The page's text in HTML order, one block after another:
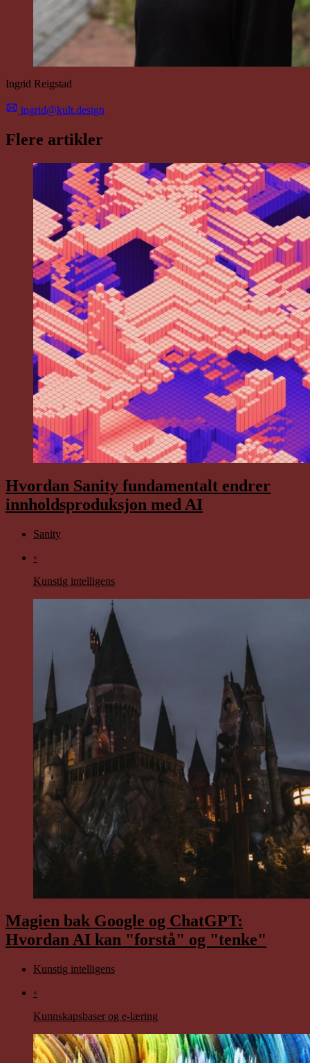
Ingrid Reigstad
ingrid@kult.design
Flere artikler
Hvordan Sanity fundamentalt endrer
innholdsproduksjon med AI
Sanity
◦
Kunstig intelligens
Magien bak Google og ChatGPT:
Hvordan AI kan "forstå" og "tenke"
Kunstig intelligens
◦
Kunnskapsbaser og e-læring